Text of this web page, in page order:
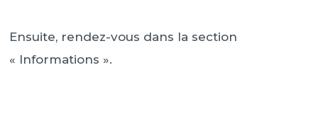
Ensuite, rendez-vous dans la section
« Informations ».